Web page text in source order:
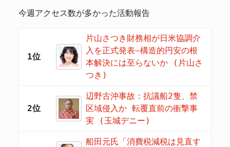
今週アクセス数が多かった活動報告
1位
片山さつき財務相が日米協調介
入を正式発表―構造的円安の根
本解決には至らないか (片山さ
つき)
2位
辺野古沖事故：抗議船2隻、禁
区域侵入か 転覆直前の衝撃事
実 (玉城デニー)
船田元氏「消費税減税は見直す